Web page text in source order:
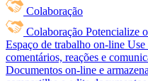
Colaboração
Colaboração Potencialize
Espaço de trabalho on-line Use
comentários, reações e
Documentos on-line e